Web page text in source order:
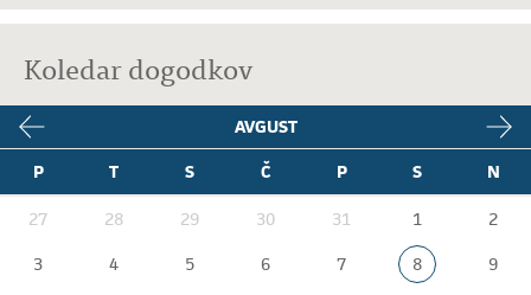
Koledar dogodkov
AVGUST
P
T S Č P S N
27 28 29 30 31 1
2
3
4 5 6 7 8
9